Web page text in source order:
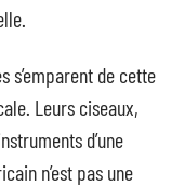
de cette
Leurs ciseaux,
d’une
n’est pas une